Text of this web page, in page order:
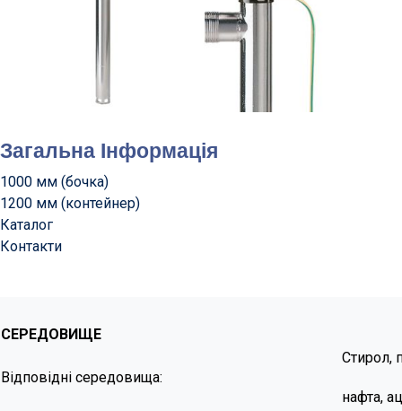
Загальна Інформація
1000 мм (бочка)
1200 мм (контейнер)
Каталог
Контакти
СЕРЕДОВИЩЕ
Відповідні середовища:
Стирол,
нафта,